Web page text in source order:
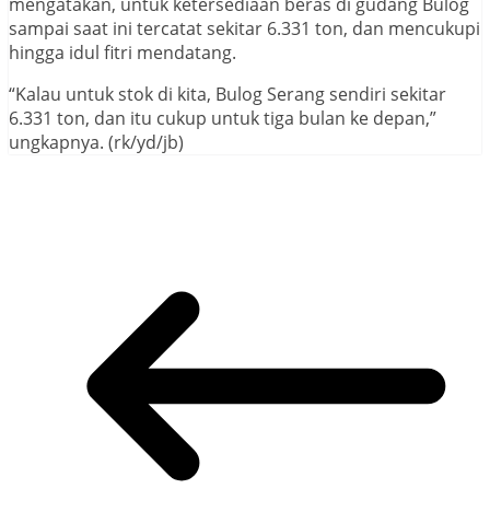
sampai saat ini tercatat sekitar 6.331 ton, dan mencukupi
hingga idul fitri mendatang.
“Kalau untuk stok di kita, Bulog Serang sendiri sekitar
6.331 ton, dan itu cukup untuk tiga bulan ke depan,”
ungkapnya. (rk/yd/jb)